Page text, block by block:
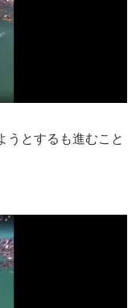
うとするも進むこと